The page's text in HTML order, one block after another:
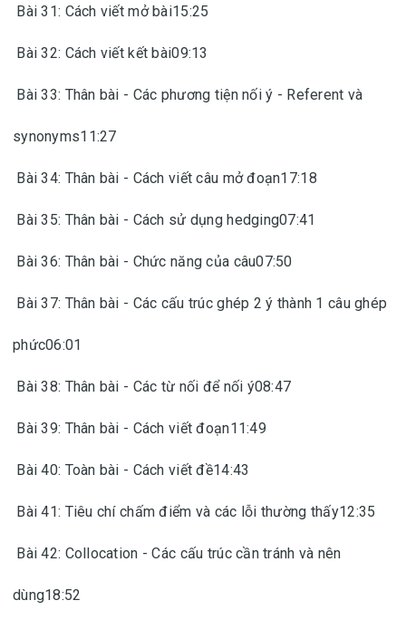
Bài 31: Cách viết mở bài15:25
Bài 32: Cách viết kết bài09:13
Bài 33: Thân bài - Các phương tiện nối ý - Referent và
synonyms11:27
Bài 34: Thân bài - Cách viết câu mở đoạn17:18
Bài 35: Thân bài - Cách sử dụng hedging07:41
Bài 36: Thân bài - Chức năng của câu07:50
Bài 37: Thân bài - Các cấu trúc ghép 2 ý thành 1 câu ghép
phức06:01
Bài 38: Thân bài - Các từ nối để nối ý08:47
Bài 39: Thân bài - Cách viết đoạn11:49
Bài 40: Toàn bài - Cách viết đề14:43
Bài 41: Tiêu chí chấm điểm và các lỗi thường thấy12:35
Bài 42: Collocation - Các cấu trúc cần tránh và nên
dùng18:52